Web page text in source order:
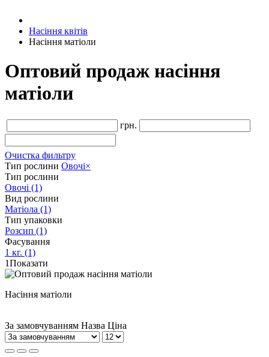
Насіння квітів
Насіння матіоли
Оптовий продаж насіння
матіоли
грн.
Очистка фильтру
Тип рослини Овочі×
Тип рослини
Овочі (1)
Вид рослини
Матіола (1)
Тип упаковки
Розсип (1)
Фасування
1 кг. (1)
1Показати
Насіння матіоли
За замовчуванням Назва Ціна